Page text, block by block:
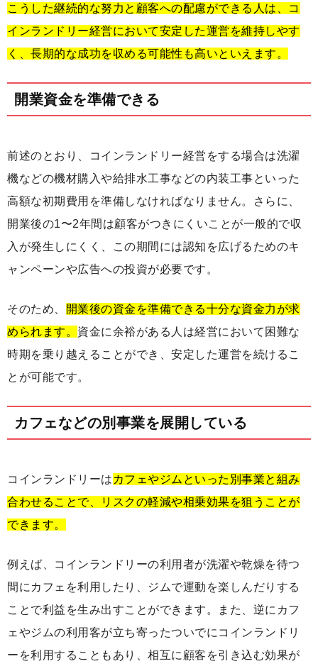
こうした継続的な努力と顧客への配慮ができる人は、コ
インランドリー経営において安定した運営を維持しやす
く、長期的な成功を収める可能性も高いといえます。
開業資金を準備できる
前述のとおり、コインランドリー経営をする場合は洗濯
機などの機材購入や給排水工事などの内装工事といった
高額な初期費用を準備しなければなりません。さらに、
開業後の1〜2年間は顧客がつきにくいことが一般的で収
入が発生しにくく、この期間には認知を広げるためのキ
ャンペーンや広告への投資が必要です。
そのため、
開業後の資金を準備できる十分な資金力が求
められます。 資金に余裕がある人は経営において困難な
時期を乗り越えることができ、安定した運営を続けるこ
とが可能です。
カフェなどの別事業を展開している
コインランドリーは カフェやジムといった別事業と組み
合わせることで、リスクの軽減や相乗効果を狙うことが
できます。
例えば、コインランドリーの利用者が洗濯や乾燥を待つ
間にカフェを利用したり、ジムで運動を楽しんだりする
ことで利益を生み出すことができます。また、逆にカフ
ェやジムの利用客が立ち寄ったついでにコインランドリ
ーを利用することもあり、相互に顧客を引き込む効果が